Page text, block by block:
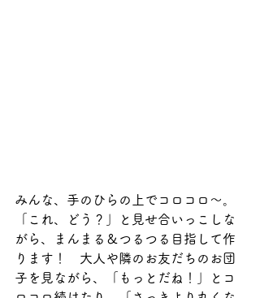
みんな、手のひらの上でコロコロ～。
「これ、どう？」と見せ合いっこしな
がら、まんまる＆つるつる目指して作
ります！　大人や隣のお友だちのお団
子を見ながら、「もっとだね！」とコ